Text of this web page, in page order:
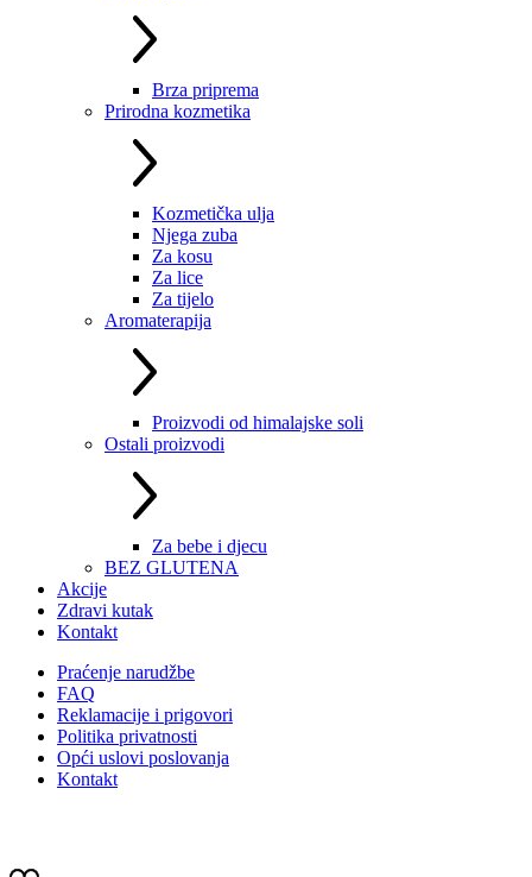
Brza priprema
Prirodna kozmetika
Kozmetička ulja
Njega zuba
Za kosu
Za lice
Za tijelo
Aromaterapija
Proizvodi od himalajske soli
Ostali proizvodi
Za bebe i djecu
BEZ GLUTENA
Akcije
Zdravi kutak
Kontakt
Praćenje narudžbe
FAQ
Reklamacije i prigovori
Politika privatnosti
Opći uslovi poslovanja
Kontakt